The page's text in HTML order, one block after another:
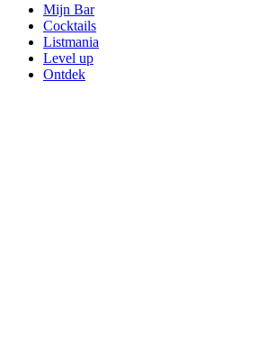
Mijn Bar
Cocktails
Listmania
Level up
Ontdek